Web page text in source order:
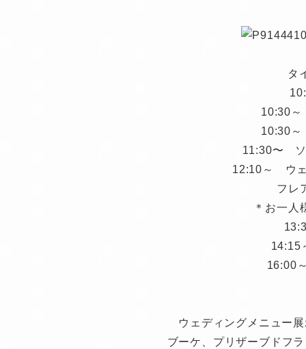
タ
10:30
10:30
11:30〜 ソ
12:10～ ウェ
フレアバー
＊お一人様
14:15
16:00
ウェディングメニュー
ブーケ、プリザーブドフ